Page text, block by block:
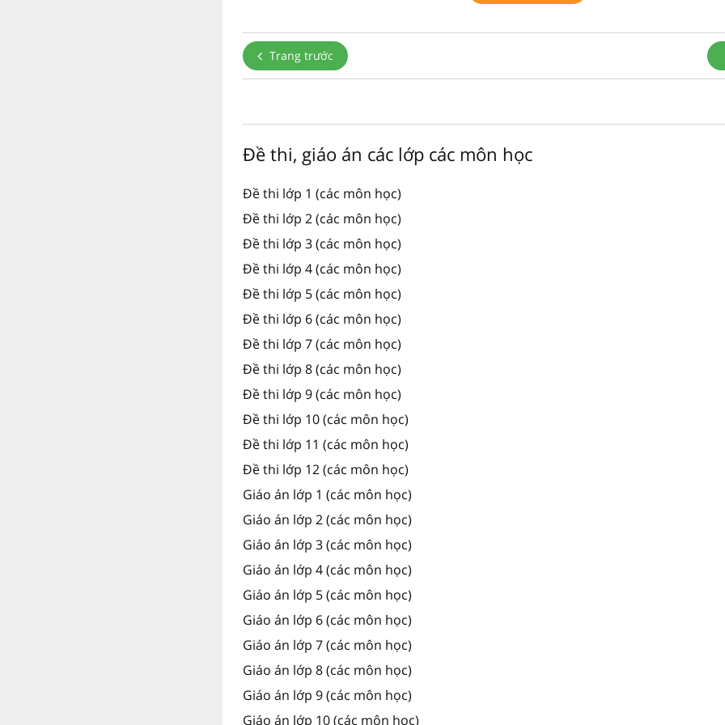
Trang trước
Đề thi, giáo án các lớp các môn học
Đề thi lớp 1 (các môn học)
Đề thi lớp 2 (các môn học)
Đề thi lớp 3 (các môn học)
Đề thi lớp 4 (các môn học)
Đề thi lớp 5 (các môn học)
Đề thi lớp 6 (các môn học)
Đề thi lớp 7 (các môn học)
Đề thi lớp 8 (các môn học)
Đề thi lớp 9 (các môn học)
Đề thi lớp 10 (các môn học)
Đề thi lớp 11 (các môn học)
Đề thi lớp 12 (các môn học)
Giáo án lớp 1 (các môn học)
Giáo án lớp 2 (các môn học)
Giáo án lớp 3 (các môn học)
Giáo án lớp 4 (các môn học)
Giáo án lớp 5 (các môn học)
Giáo án lớp 6 (các môn học)
Giáo án lớp 7 (các môn học)
Giáo án lớp 8 (các môn học)
Giáo án lớp 9 (các môn học)
Giáo án lớp 10 (các môn học)